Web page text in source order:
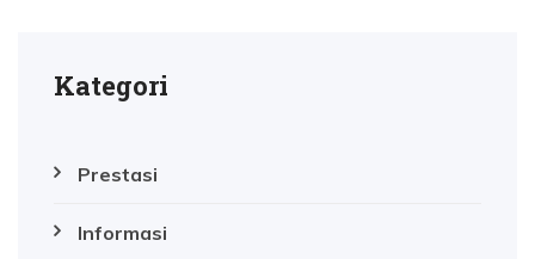
Kategori
Prestasi
Informasi